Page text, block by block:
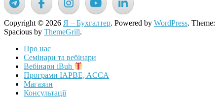
Copyright © 2026 Я – Бухгалтер. Powered by WordPress. Theme:
Spacious by ThemeGrill.
Про нас
Семінари та вебінари
Вебінари iBuh
Програми IAPBE, ACCA
Магазин
Консультації